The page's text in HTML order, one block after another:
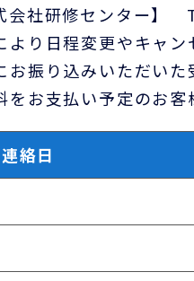
会社研修センター】
り日程変更やキャン
お振り込みいただいた
をお支払い予定のお
絡日